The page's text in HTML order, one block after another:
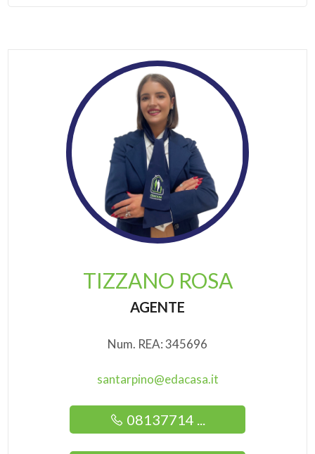
TIZZANO ROSA
AGENTE
Num. REA: 345696
santarpino@edacasa.it
08137714 ...